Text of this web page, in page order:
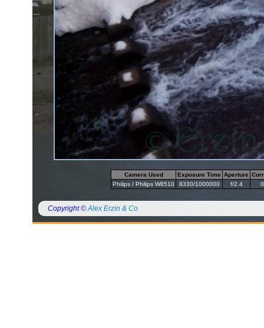
Camera Used Exposure Time Aperture
Philips / Philips W8510
8330/1000000 f/2.4
Copyright ©Alex Erzin & Co